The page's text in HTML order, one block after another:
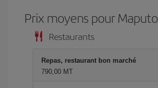
Prix ​​moyens pour Maputo
Restaurants
Repas, restaurant bon marché
790,00 MT